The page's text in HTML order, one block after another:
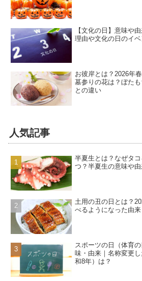
【文化の日】意味や
理由や文化の日のイベ
お彼岸とは？2026年
墓参りの花は？ぼた
との違い
人気記事
半夏生とは？なぜタ
つ？半夏生の意味や
土用の丑の日とは？
べるようになった由来
スポーツの日（体育
味・由来｜名称変更
和8年）は？